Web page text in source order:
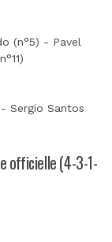
(n°5) - Pavel
Sergio Santos
officielle (4-3-1-